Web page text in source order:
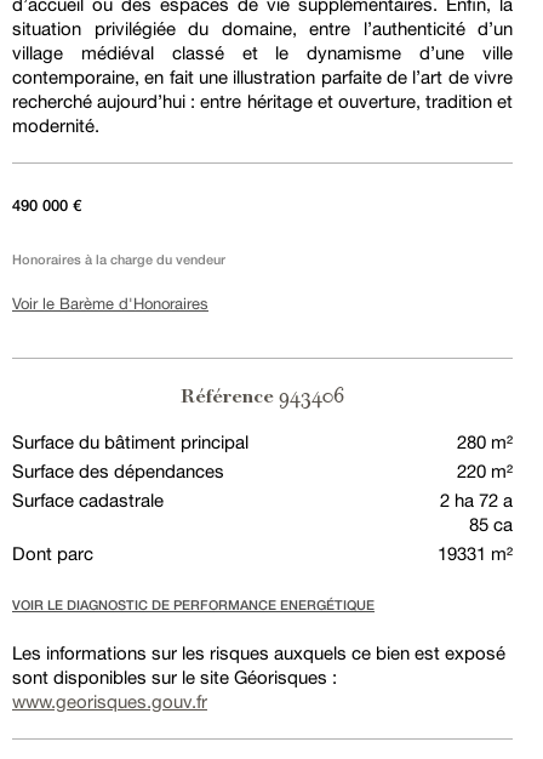
d’accueil ou des espaces de vie supplémentaires. Enfin, la
situation privilégiée du domaine, entre l’authenticité d’un
village médiéval classé et le dynamisme d’une ville
contemporaine, en fait une illustration parfaite de l’art de vivre
recherché aujourd’hui : entre héritage et ouverture, tradition et
modernité.
490 000 €
Honoraires à la charge du vendeur
Voir le Barème d'Honoraires
Référence 943406
Surface du bâtiment principal
280 m²
Surface des dépendances
220 m²
Surface cadastrale
2 ha 72 a
85 ca
Dont parc
19331 m²
VOIR LE DIAGNOSTIC DE PERFORMANCE ENERGÉTIQUE
Les informations sur les risques auxquels ce bien est exposé
sont disponibles sur le site Géorisques :
www.georisques.gouv.fr